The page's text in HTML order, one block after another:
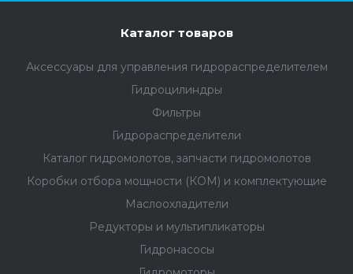
Каталог товаров
Аксессуары для управления гидрораспределителем
Гидроцилиндры
Фильтры
Гидрораспределители
Каталог гидромолотов, запчасти гидромолотов
Коробки отбора мощности (КОМ) и комплектующие
Маслоохладители
Редукторы и мультипликаторы
Гидронасосы